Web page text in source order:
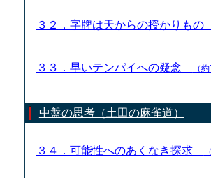
３２．字牌は天からの授かりもの
３３．早いテンパイへの疑念 （
中盤の思考（土田の麻雀道）
３４．可能性へのあくなき探求